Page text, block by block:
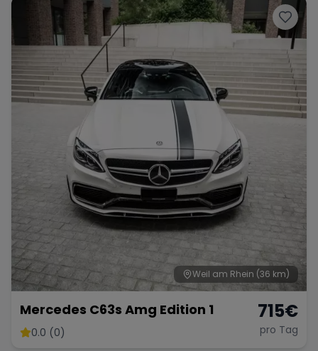
Weil am Rhein (36 km)
Mercedes C63s Amg Edition 1
0.0 (0)
715€
pro Tag